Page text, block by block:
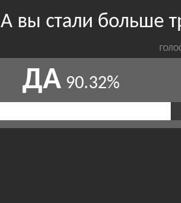
А вы стали больше
ДА 90.32%